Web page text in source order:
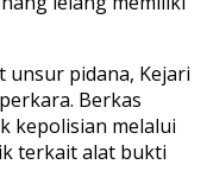
unsur pidana, Kejari
Berkas
kepolisian melalui
terkait alat bukti